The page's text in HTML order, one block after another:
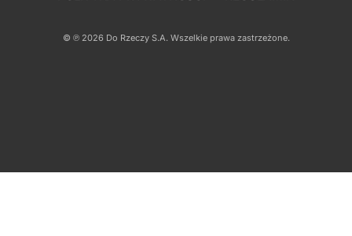
© ℗ 2026 Do Rzeczy S.A.Wszelkie prawa zastrzeżone.